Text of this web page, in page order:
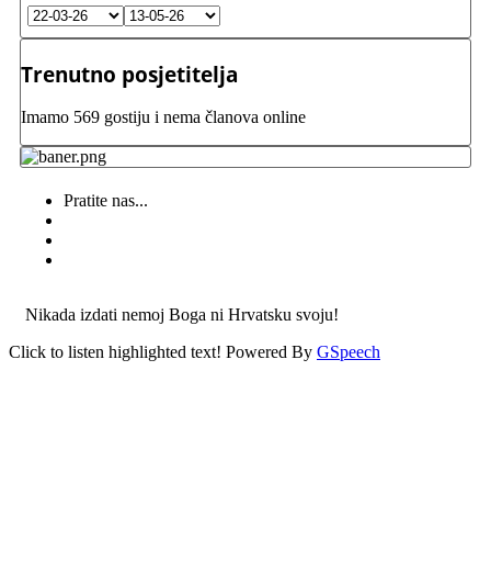
Trenutno posjetitelja
Imamo 569 gostiju i nema članova online
Pratite nas...
Nikada izdati nemoj Boga ni Hrvatsku svoju!
Click to listen highlighted text! Powered By GSpeech